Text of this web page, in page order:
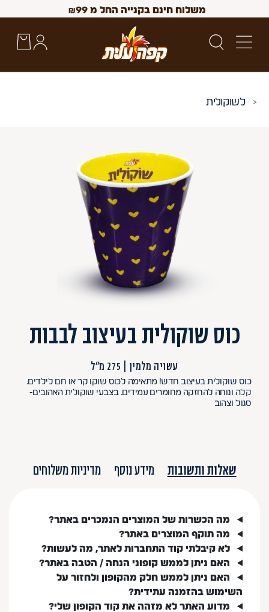
משלוח חינם בקנייה החל מ ₪99
Up and Down arrow keys to navigate search results.
שוקולית
כוס שוקולית בעיצוב לבבות
עשויה מלמין 275 מ"ל
כוס שוקולית בעיצוב חדש! מתאימה לכוס שוקו קר או חם לילדים.
קלה ונוחה להחזקה מחומרים עמידים. בצבעי שוקולית האהובים-
סגול וצהוב
שאלות ותשובות מידע נוסף מדיניות משלוחים
מה הכשרות של המוצרים הנמכרים באתר?
מה תוקף המוצרים באתר?
לא קיבלתי קוד התחברות לאתר, מה לעשות?
האם ניתן לממש קופוני הנחה / הטבה באתר?
האם ניתן לממש חלק מהקופון ולחזור על
השימוש בהזמנה עתידית?
מדוע האתר לא מזהה את קוד הקופון שלי?